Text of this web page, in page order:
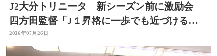
J2大分トリニータ 新シーズン前に激励会
四方田監督「J１昇格に一歩でも近づけるよ
うに」
2026年07月26日